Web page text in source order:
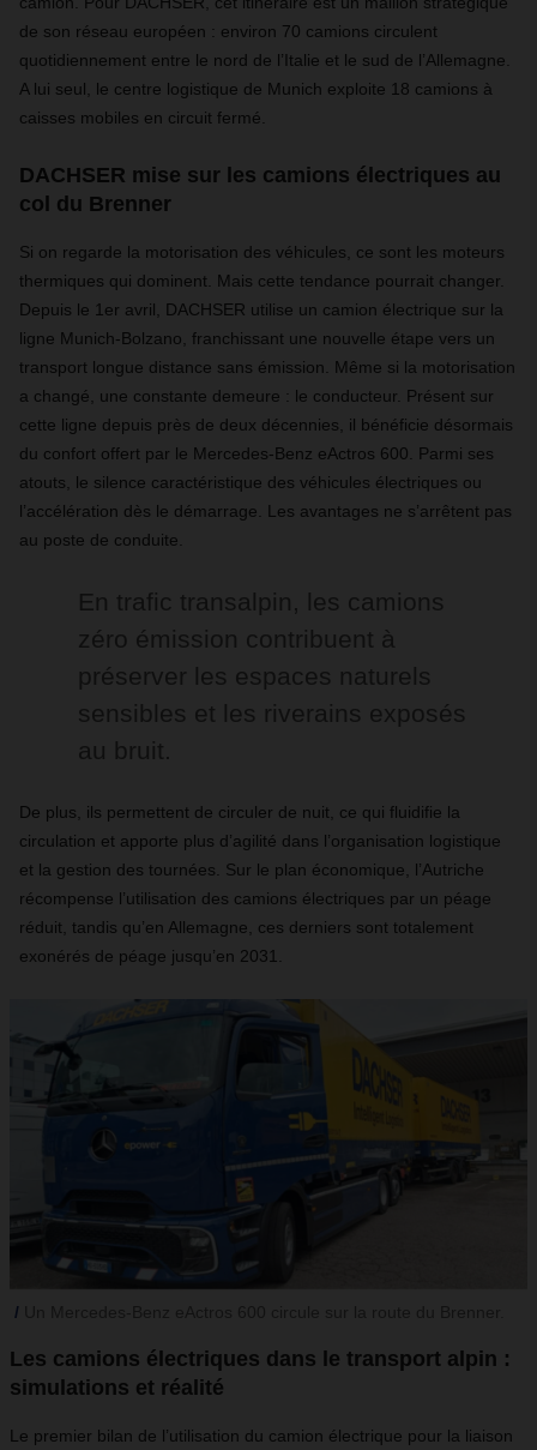
de son réseau européen : environ 70 camions circulent
quotidiennement entre le nord de l’Italie et le sud de l’Allemagne.
A lui seul, le centre logistique de Munich exploite 18 camions à
caisses mobiles en circuit fermé.
DACHSER mise sur les camions électriques au
col du Brenner
Si on regarde la motorisation des véhicules, ce sont les moteurs
thermiques qui dominent. Mais cette tendance pourrait changer.
Depuis le 1er avril, DACHSER utilise un camion électrique sur la
ligne Munich-Bolzano, franchissant une nouvelle étape vers un
transport longue distance sans émission. Même si la motorisation
a changé, une constante demeure : le conducteur. Présent sur
cette ligne depuis près de deux décennies, il bénéficie désormais
du confort offert par le Mercedes-Benz eActros 600. Parmi ses
atouts, le silence caractéristique des véhicules électriques ou
l’accélération dès le démarrage. Les avantages ne s’arrêtent pas
au poste de conduite.
En trafic transalpin, les camions
zéro émission contribuent à
préserver les espaces naturels
sensibles et les riverains exposés
au bruit.
De plus, ils permettent de circuler de nuit, ce qui fluidifie la
circulation et apporte plus d’agilité dans l’organisation logistique
et la gestion des tournées. Sur le plan économique, l’Autriche
récompense l’utilisation des camions électriques par un péage
réduit, tandis qu’en Allemagne, ces derniers sont totalement
exonérés de péage jusqu’en 2031.
Les camions électriques dans le transport alpin :
simulations et réalité
Le premier bilan de l’utilisation du camion électrique pour la liaison